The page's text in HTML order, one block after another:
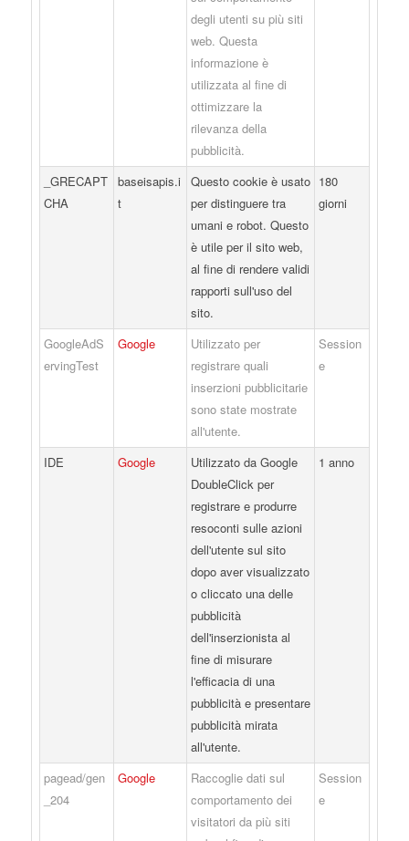
degli utenti su più siti
web. Questa
informazione è
utilizzata al fine di
ottimizzare la
rilevanza della
pubblicità.
_GRECAPT
CHA
baseisapis.i
t
Questo cookie è usato
per distinguere tra
umani e robot. Questo
è utile per il sito web,
al fine di rendere validi
rapporti sull'uso del
sito.
180
giorni
GoogleAdS
ervingTest
Google
Utilizzato per
registrare quali
inserzioni pubblicitarie
sono state mostrate
all'utente.
Session
e
IDE Google
Utilizzato da Google
DoubleClick per
registrare e produrre
resoconti sulle azioni
dell'utente sul sito
dopo aver visualizzato
o cliccato una delle
pubblicità
dell'inserzionista al
fine di misurare
l'efficacia di una
pubblicità e presentare
pubblicità mirata
all'utente.
1 anno
pagead/gen
_204
Google
Raccoglie dati sul
comportamento dei
visitatori da più siti
Session
e